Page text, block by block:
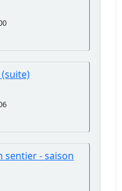
(suite)
sentier - saison